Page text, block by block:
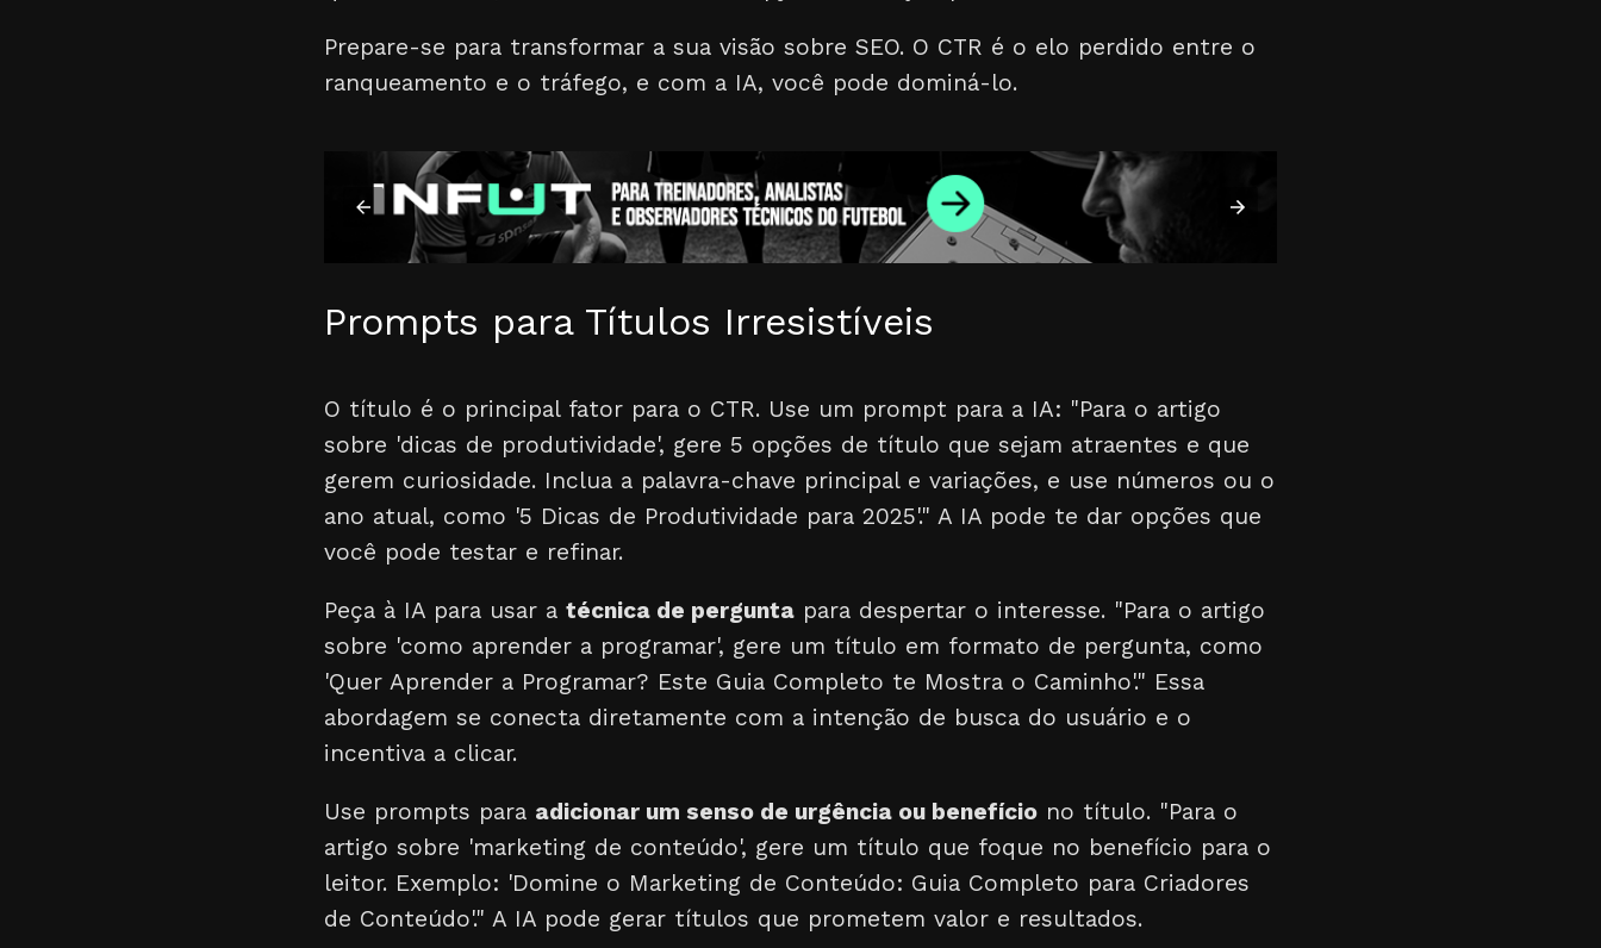
Prepare-se para transformar a sua visão sobre SEO. O CTR é o elo perdido entre o
ranqueamento e o tráfego, e com a IA, você pode dominá-lo.
Prompts para Títulos Irresistíveis
O título é o principal fator para o CTR. Use um prompt para a IA: "Para o artigo
sobre 'dicas de produtividade', gere 5 opções de título que sejam atraentes e que
gerem curiosidade. Inclua a palavra-chave principal e variações, e use números ou o
ano atual, como '5 Dicas de Produtividade para 2025'." A IA pode te dar opções que
você pode testar e refinar.
Peça à IA para usar a técnica de pergunta para despertar o interesse. "Para o artigo
sobre 'como aprender a programar', gere um título em formato de pergunta, como
'Quer Aprender a Programar? Este Guia Completo te Mostra o Caminho'." Essa
abordagem se conecta diretamente com a intenção de busca do usuário e o
incentiva a clicar.
Use prompts para adicionar um senso de urgência ou benefício no título. "Para o
artigo sobre 'marketing de conteúdo', gere um título que foque no benefício para o
leitor. Exemplo: 'Domine o Marketing de Conteúdo: Guia Completo para Criadores
de Conteúdo'." A IA pode gerar títulos que prometem valor e resultados.